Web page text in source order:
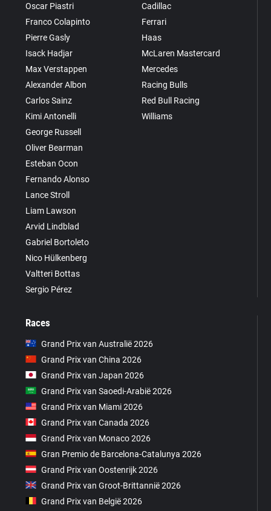
Oscar Piastri
Franco Colapinto
Pierre Gasly
Isack Hadjar
Max Verstappen
Alexander Albon
Carlos Sainz
Kimi Antonelli
George Russell
Oliver Bearman
Esteban Ocon
Fernando Alonso
Lance Stroll
Liam Lawson
Arvid Lindblad
Gabriel Bortoleto
Nico Hülkenberg
Valtteri Bottas
Sergio Pérez
Cadillac
Ferrari
Haas
McLaren Mastercard
Mercedes
Racing Bulls
Red Bull Racing
Williams
Races
Grand Prix van Australië 2026
Grand Prix van China 2026
Grand Prix van Japan 2026
Grand Prix van Saoedi-Arabië 2026
Grand Prix van Miami 2026
Grand Prix van Canada 2026
Grand Prix van Monaco 2026
Gran Premio de Barcelona-Catalunya 2026
Grand Prix van Oostenrijk 2026
Grand Prix van Groot-Brittannië 2026
Grand Prix van België 2026